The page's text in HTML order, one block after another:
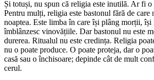
Și totuși, nu spun că religia este inutilă. Ar fi o
Pentru mulți, religia este bastonul fără de care
noaptea. Este limba în care își plâng morții,
îmblânzesc vinovățiile. Dar bastonul nu este
durerea. Ritualul nu este credința. Religia
nu o poate produce. O poate proteja, dar o
casă sau o închisoare; depinde cât de mult
cerul.